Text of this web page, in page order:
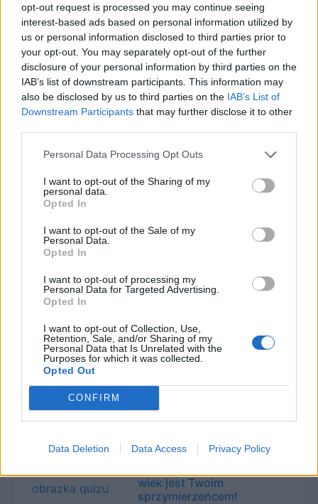
opt-out request is processed you may continue seeing
interest-based ads based on personal information utilized by
us or personal information disclosed to third parties prior to
your opt-out. You may separately opt-out of the further
disclosure of your personal information by third parties on the
IAB’s list of downstream participants. This information may
also be disclosed by us to third parties on the IAB’s List of
Downstream Participants that may further disclose it to other
Personal Data Processing Opt Outs
I want to opt-out of the Sharing of my
personal data.
Opted In
I want to opt-out of the Sale of my
Personal Data.
Opted In
I want to opt-out of processing my
Personal Data for Targeted Advertising.
Opted In
I want to opt-out of Collection, Use,
Retention, Sale, and/or Sharing of my
Personal Data that Is Unrelated with the
Purposes for which it was collected.
Opted Out
CONFIRM
Data Deletion Data Access Privacy Policy
Polskie przeboje -
odgadniesz, który fragment
Polskie gwiazdy jednego
przeboju z lat 90. - pamiętasz
Jak to leciało? Sprawdź, czy
polskich przebojów!
Czy wskażesz brakujące
wyrazy w tytułach polskich
przebojów z lat 90.?
wiek jest Twoim
sprzymierzeńcem!